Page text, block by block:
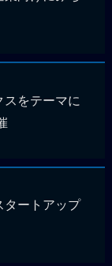
スをテーマに
タートアップ